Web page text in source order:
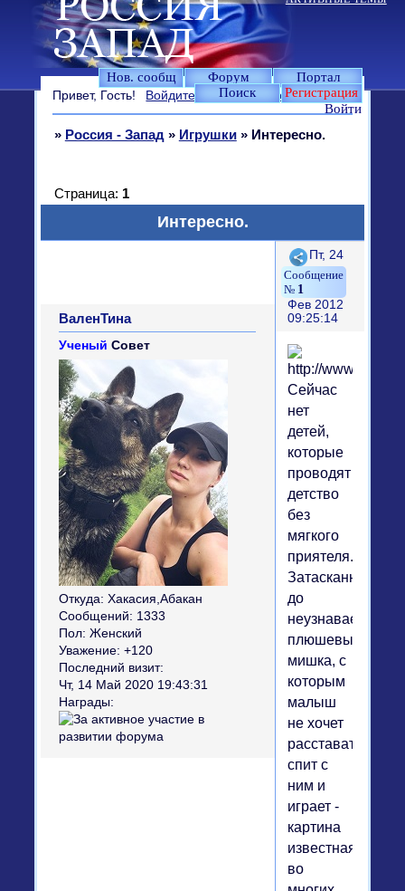
Нов. сообщ Форум
Портал
Поиск
Регистрация
Войти
Привет, Гость! Войдите илизарегистрируйтесь.
» Россия - Запад » Игрушки » Интересно.
Интересно.
Страница: 1
Поделиться
1
Пт, 24
Фев 2012
09:25:14
ВаленТина
Ученый Совет
Откуда: Хакасия,Абакан
Сообщений: 1333
Пол: Женский
Уважение: +120
Последний визит:
Чт, 14 Май 2020 19:43:31
Награды:
Сейчас
нет
детей,
которые
проводят
детство
без
мягкого
приятеля.
Затасканный
до
неузнаваемости
плюшевый
мишка, с
которым
малыш
не хочет
расставаться,
спит с
ним и
играет -
картина
известная
во